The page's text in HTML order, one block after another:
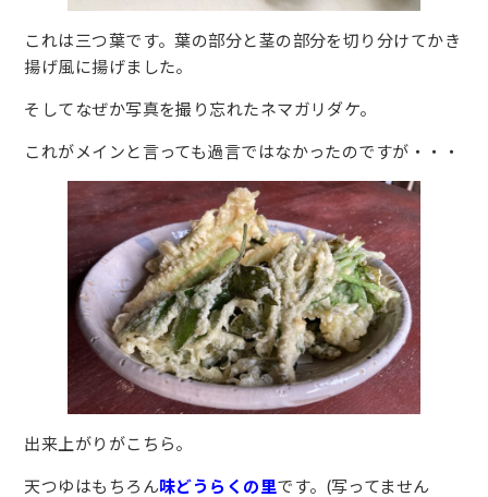
これは三つ葉です。葉の部分と茎の部分を切り分けてかき
揚げ風に揚げました。
そしてなぜか写真を撮り忘れたネマガリダケ。
これがメインと言っても過言ではなかったのですが・・・
出来上がりがこちら。
天つゆはもちろん味どうらくの里です。(写ってません